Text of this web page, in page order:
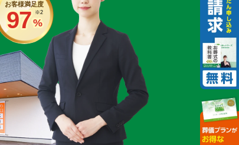
お客様満足度
97%
※2